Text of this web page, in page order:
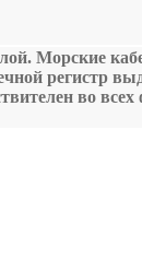
Морские
регистр
во